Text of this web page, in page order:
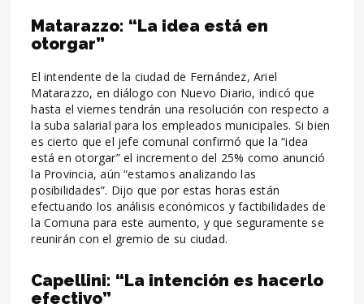
Matarazzo: “La idea está en
otorgar”
El intendente de la ciudad de Fernández, Ariel
Matarazzo, en diálogo con Nuevo Diario, indicó que
hasta el viernes tendrán una resolución con respecto a
la suba salarial para los empleados municipales. Si bien
es cierto que el jefe comunal confirmó que la “idea
está en otorgar” el incremento del 25% como anunció
la Provincia, aún “estamos analizando las
posibilidades”. Dijo que por estas horas están
efectuando los análisis económicos y factibilidades de
la Comuna para este aumento, y que seguramente se
reunirán con el gremio de su ciudad.
Capellini: “La intención es hacerlo
efectivo”